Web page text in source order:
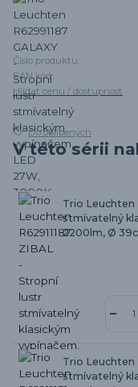
Číslo produktu:
EAN kód:
Hlídat cenu / dostupnost
Do oblíbených
V této sérii
Trio Leuchten
stmívatelný
2200lm, Ø
Trio Leuchten
stmívatelný